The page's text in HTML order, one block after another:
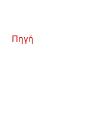
Πηγή